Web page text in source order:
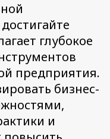
глубокое
предприятия.
бизнес-
и